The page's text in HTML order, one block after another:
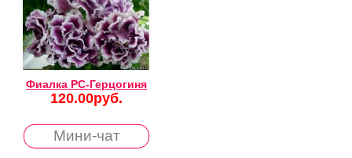
Фиалка РС-Герцогиня
120.00руб.
Мини-чат